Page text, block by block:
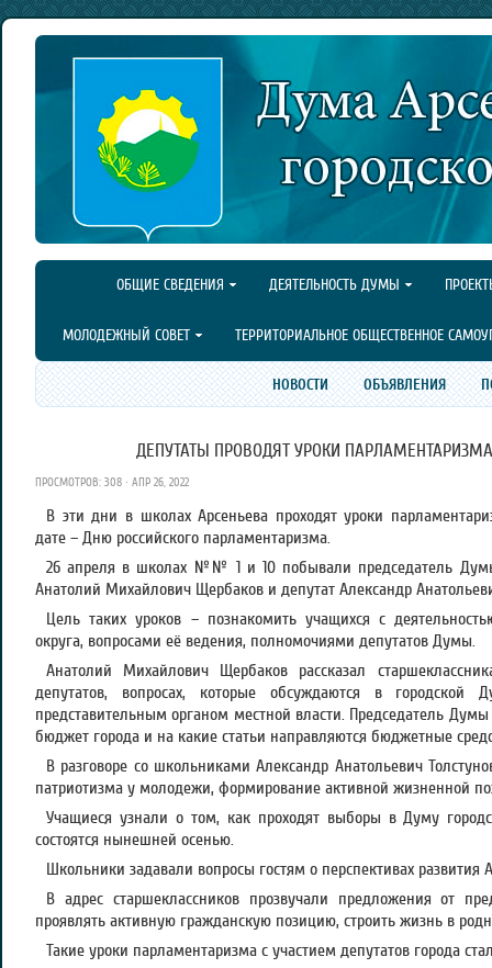
ОБЩИЕ СВЕДЕНИЯ ДЕЯТЕЛЬНОСТЬ ДУМЫ
МОЛОДЕЖНЫЙ СОВЕТ ТЕРРИТОРИАЛЬНОЕ ОБЩЕСТВЕННОЕ
НОВОСТИ ОБЪЯВЛЕНИЯ
ДЕПУТАТЫ ПРОВОДЯТ УРОКИ
ПРОСМОТРОВ: 308 · АПР 26, 2022
В эти дни в школах Арсеньева проходят уроки
дате – Дню российского парламентаризма.
26 апреля в школах №№ 1 и 10 побывали председатель Думы
Анатолий Михайлович Щербаков и депутат Александр
Цель таких уроков – познакомить учащихся с
округа, вопросами её ведения, полномочиями депутатов Думы.
Анатолий Михайлович Щербаков рассказал
депутатов, вопросах, которые обсуждаются в
представительным органом местной власти. Председатель
бюджет города и на какие статьи направляются бюджетные
В разговоре со школьниками Александр Анатольевич
патриотизма у молодежи, формирование активной жизненной
Учащиеся узнали о том, как проходят выборы в Думу
состоятся нынешней осенью.
Школьники задавали вопросы гостям о перспективах развития
В адрес старшеклассников прозвучали предложения от
проявлять активную гражданскую позицию, строить жизнь в
Такие уроки парламентаризма с участием депутатов города